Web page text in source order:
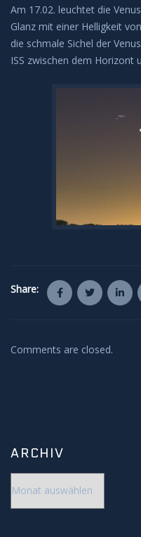
Am 17.02. leuchtet die
Glanz mit einer Helligkeit
die schmale Sichel der
ISS zwischen dem Horizont
Share:
Comments are closed.
ARCHIV